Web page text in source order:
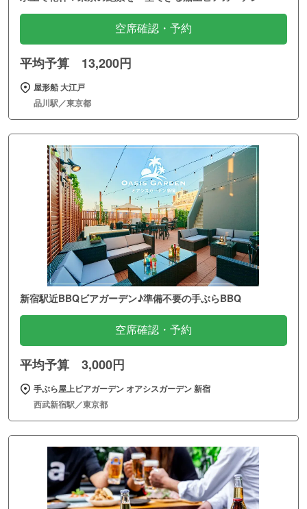
空席確認・予約
平均予算 13,200円
屋形船 大江戸
品川駅／東京都
新宿駅近BBQビアガーデン♪準備不要の手ぶらBBQ
空席確認・予約
平均予算 3,000円
手ぶら屋上ビアガーデン オアシスガーデン 新宿
西武新宿駅／東京都